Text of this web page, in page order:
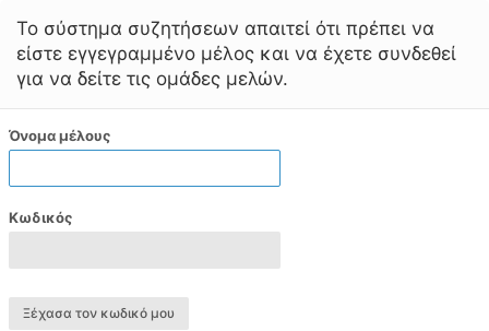
Το σύστημα συζητήσεων απαιτεί ότι πρέπει να
είστε εγγεγραμμένο μέλος και να έχετε συνδεθεί
για να δείτε τις ομάδες μελών.
Όνομα μέλους
Κωδικός
Ξέχασα τον κωδικό μου